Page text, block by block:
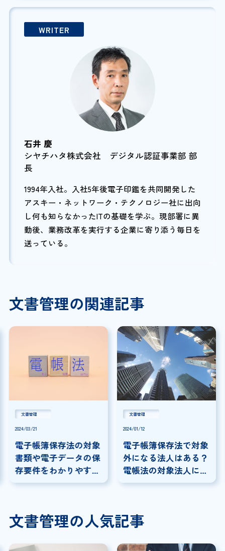
WRITER
石井 慶
シヤチハタ株式会社 デジタル認証事業部 部
長
1994年入社。入社5年後電子印鑑を共同開発した
アスキー・ネットワーク・テクノロジー社に出向
し何も知らなかったITの基礎を学ぶ。現部署に異
動後、業務改革を実行する企業に寄り添う毎日を
送っている。
文書管理の関連記事
文書管理
2024/03/21
電子帳簿保存法の対象
書類や電子データの保
存要件をわかりやすく
解説
文書管理
2024/01/12
電子帳簿保存法で対象
外になる法人はある？
電帳法の対象法人につ
いて解説！
文書管理の人気記事